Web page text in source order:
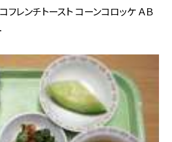
フレンチトースト コーンコロッケ ＡＢ